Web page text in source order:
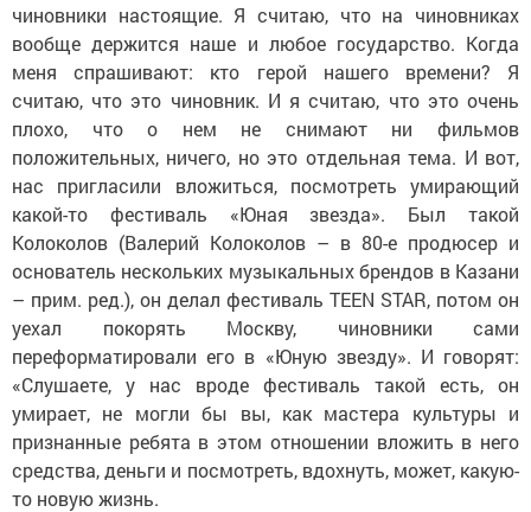
чиновники настоящие. Я считаю, что на чиновниках
вообще держится наше и любое государство. Когда
меня спрашивают: кто герой нашего времени? Я
считаю, что это чиновник. И я считаю, что это очень
плохо, что о нем не снимают ни фильмов
положительных, ничего, но это отдельная тема. И вот,
нас пригласили вложиться, посмотреть умирающий
какой-то фестиваль «Юная звезда». Был такой
Колоколов (Валерий Колоколов – в 80-е продюсер и
основатель нескольких музыкальных брендов в Казани
– прим. ред.), он делал фестиваль TEEN STAR, потом он
уехал покорять Москву, чиновники сами
переформатировали его в «Юную звезду». И говорят:
«Слушаете, у нас вроде фестиваль такой есть, он
умирает, не могли бы вы, как мастера культуры и
признанные ребята в этом отношении вложить в него
средства, деньги и посмотреть, вдохнуть, может, какую-
то новую жизнь.